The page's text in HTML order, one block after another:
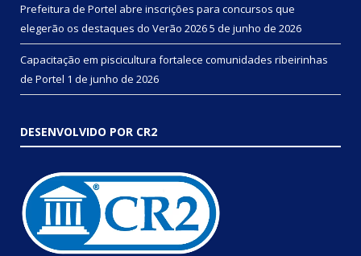
Prefeitura de Portel abre inscrições para concursos que
elegerão os destaques do Verão 20265 de junho de 2026
Capacitação em piscicultura fortalece comunidades ribeirinhas
de Portel 1 de junho de 2026
DESENVOLVIDO POR CR2